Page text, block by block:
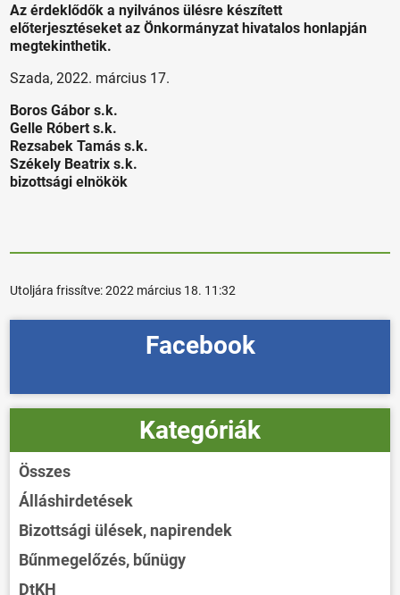
Az érdeklődők a nyilvános ülésre készített
előterjesztéseket az Önkormányzat hivatalos honlapján
megtekinthetik.
Szada, 2022. március 17.
Boros Gábor s.k.
Gelle Róbert s.k.
Rezsabek Tamás s.k.
Székely Beatrix s.k.
bizottsági elnökök
Utoljára frissítve:2022 március 18. 11:32
Facebook
Kategóriák
Összes
Álláshirdetések
Bizottsági ülések, napirendek
Bűnmegelőzés, bűnügy
DtKH